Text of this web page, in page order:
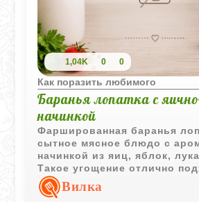
1,04K 0 0
Как поразить любимого
Баранья лопатка с
начинкой
Фаршированная баранья
сытное мясное блюдо с
начинкой из яиц, яблок,
Такое угощение отлично
для семейного обеда, так и
праздничного стола.
Вилка